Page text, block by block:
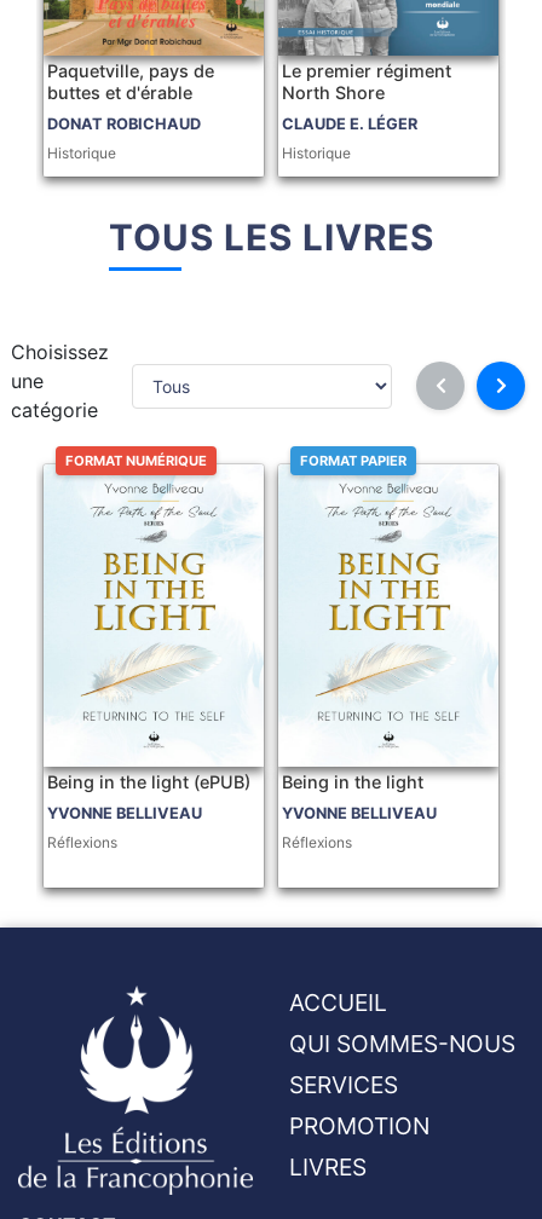
Paquetville, pays de
buttes et d'érable
DONAT ROBICHAUD
Historique
Le premier régiment
North Shore
CLAUDE E. LÉGER
Historique
TOUS LES LIVRES
Choisissez
une
catégorie
FORMAT NUMÉRIQUE
Being in the light (ePUB)
YVONNE BELLIVEAU
Réflexions
FORMAT PAPIER
Being in the light
YVONNE BELLIVEAU
Réflexions
ACCUEIL
QUI SOMMES-NOUS
SERVICES
PROMOTION
LIVRES